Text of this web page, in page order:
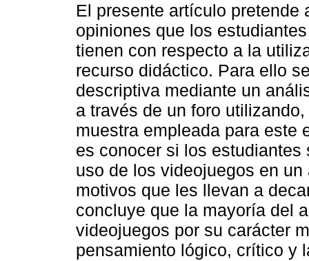
El presente artículo pretende
opiniones que los
tienen con respecto a la
recurso didáctico. Para ello
descriptiva mediante un
a través de un foro
muestra empleada para este
es conocer si los
uso de los videojuegos en
motivos que les llevan a
concluye que la mayoría del
videojuegos por su carácter
pensamiento lógico, crítico y